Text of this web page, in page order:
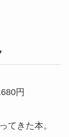
円
てきた本。